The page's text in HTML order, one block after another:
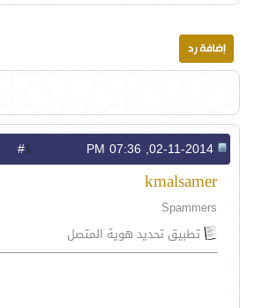
1
kmalsamer
Spammers
تطبيق تحديد هوية المتصل